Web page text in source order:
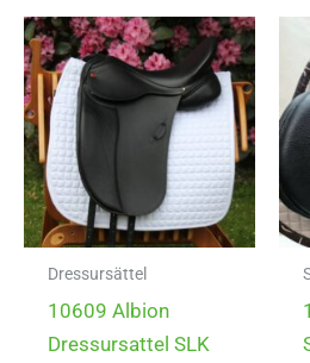
Dressursättel
10609 Albion
Dressursattel SLK